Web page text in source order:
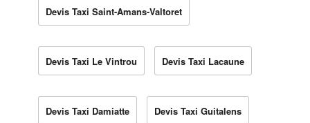
Devis Taxi Saint-Amans-Valtoret
Devis Taxi Le Vintrou Devis Taxi Lacaune
Devis Taxi Damiatte Devis Taxi Guitalens